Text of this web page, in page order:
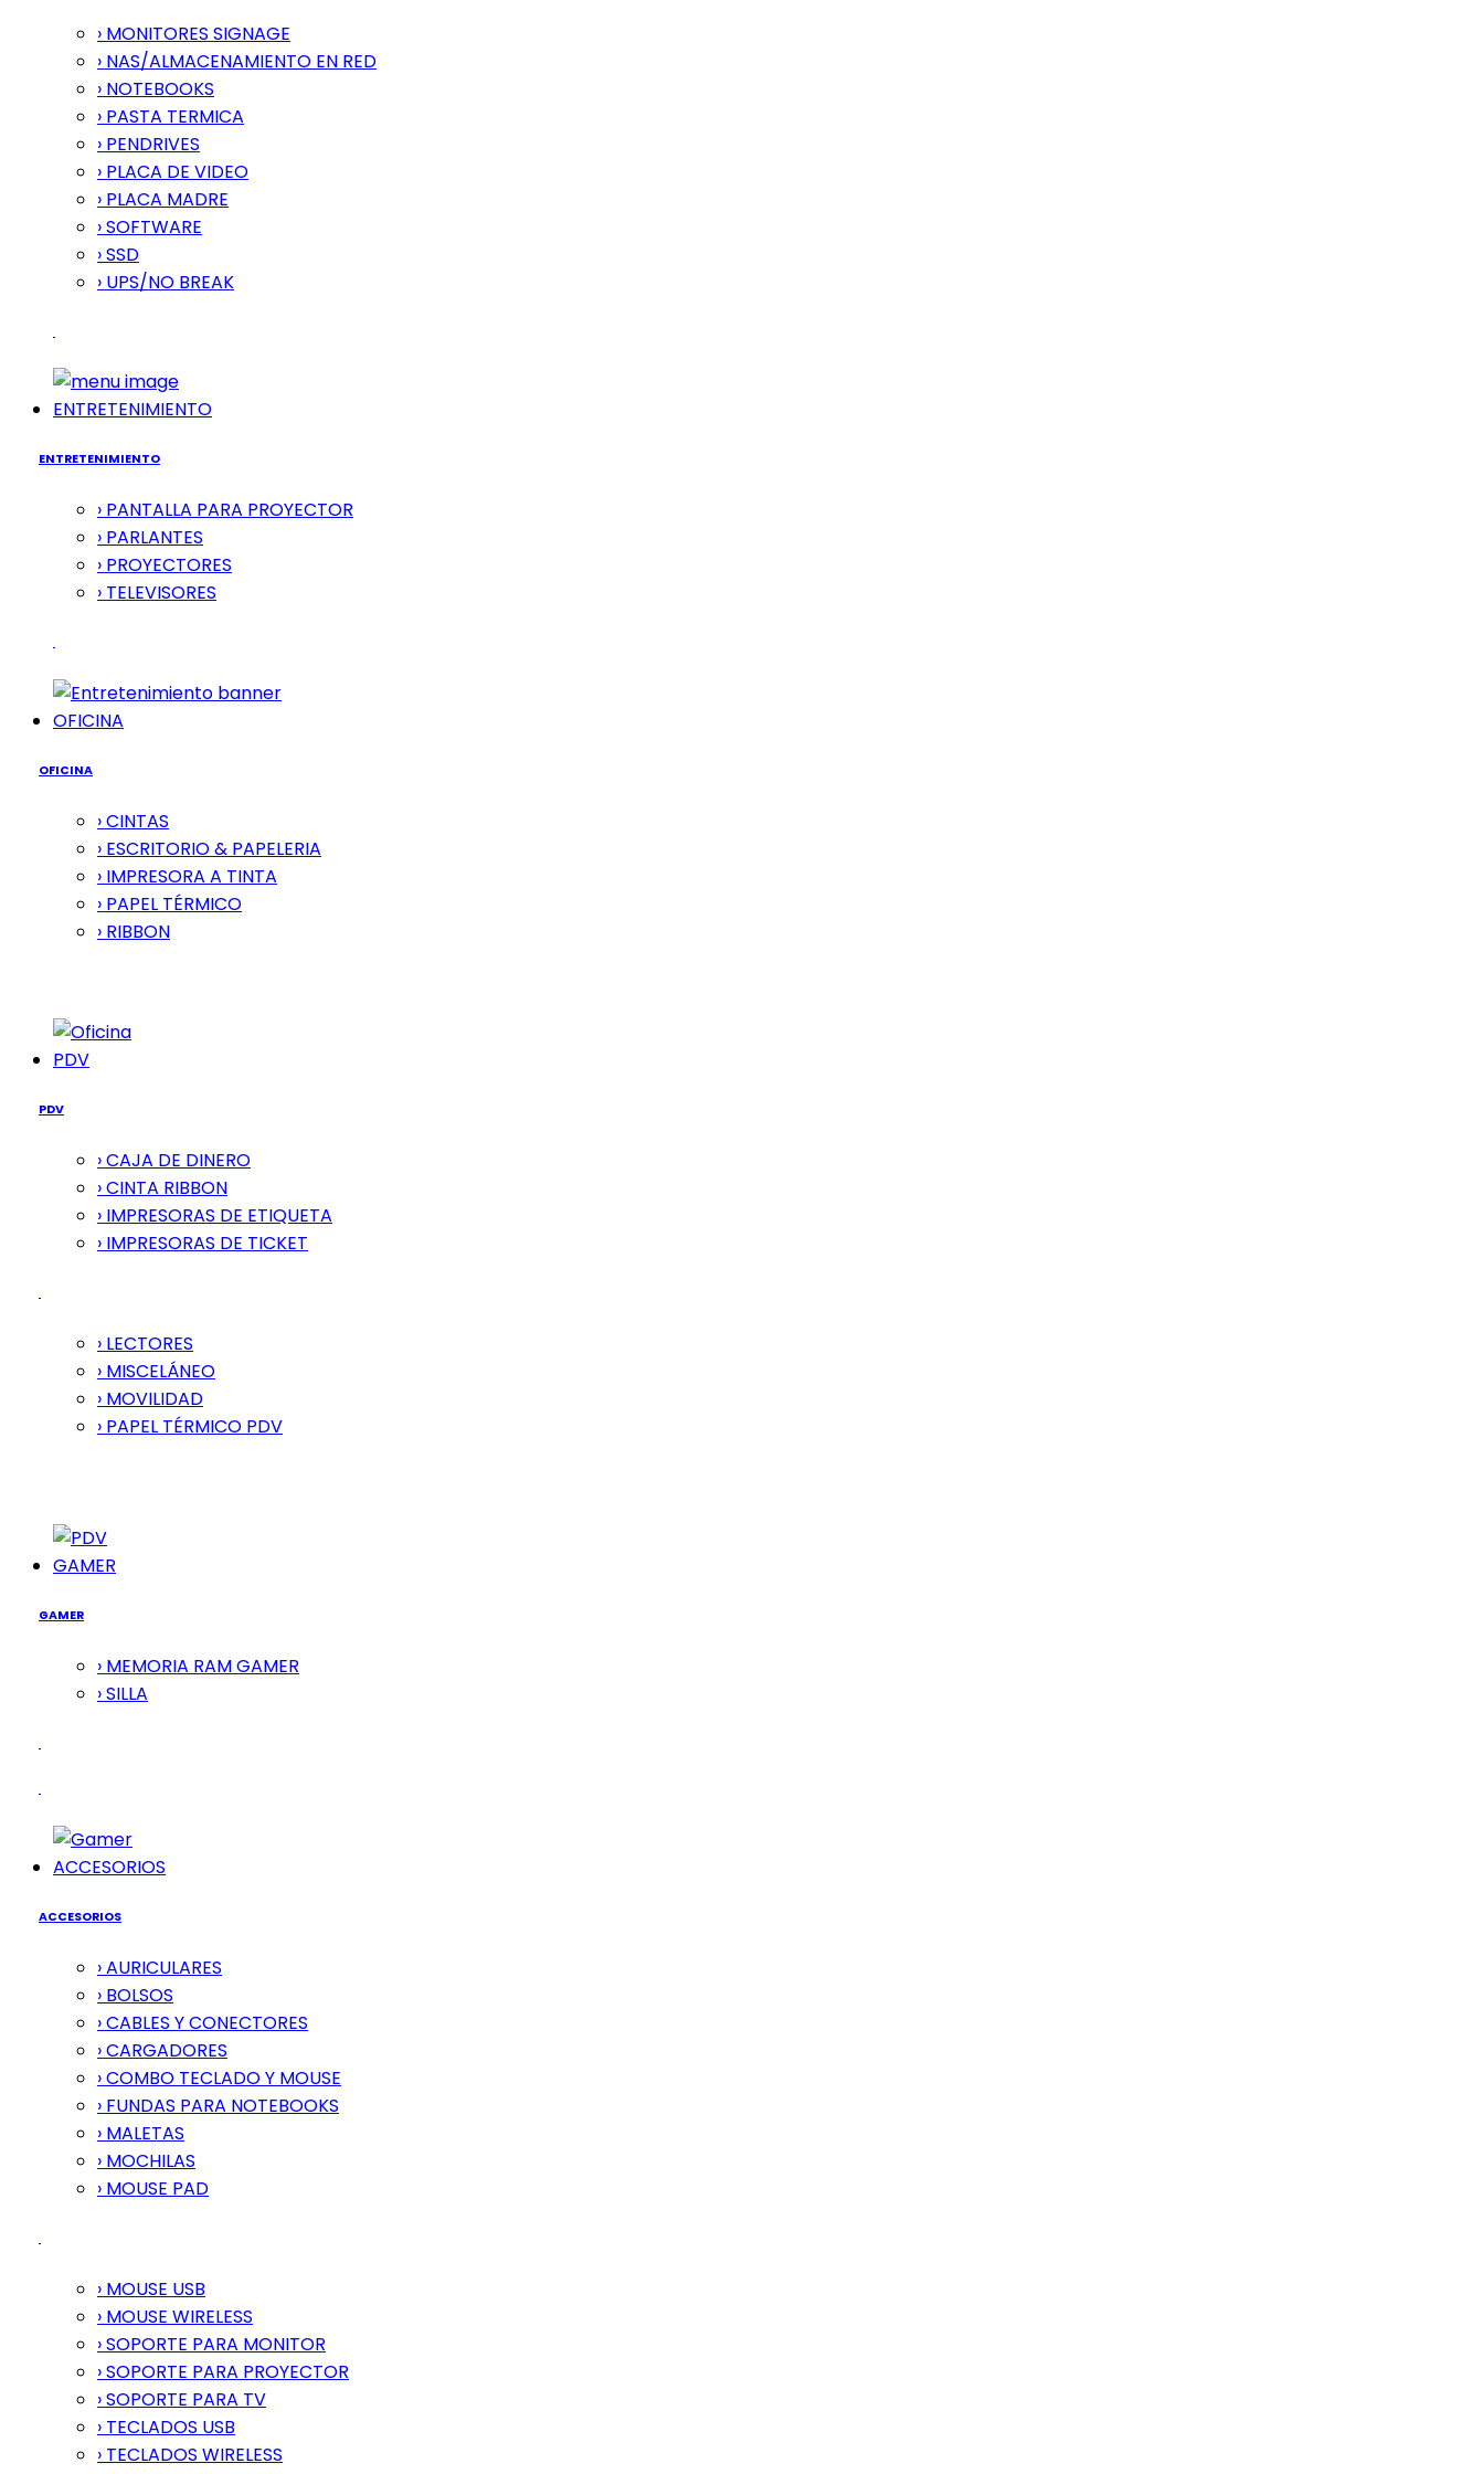
› MONITORES SIGNAGE
› NAS/ALMACENAMIENTO EN RED
› NOTEBOOKS
› PASTA TERMICA
› PENDRIVES
› PLACA DE VIDEO
› PLACA MADRE
› SOFTWARE
› SSD
› UPS/NO BREAK
ENTRETENIMIENTO
ENTRETENIMIENTO
› PANTALLA PARA PROYECTOR
› PARLANTES
› PROYECTORES
› TELEVISORES
OFICINA
OFICINA
› CINTAS
› ESCRITORIO & PAPELERIA
› IMPRESORA A TINTA
› PAPEL TÉRMICO
› RIBBON
PDV
PDV
› CAJA DE DINERO
› CINTA RIBBON
› IMPRESORAS DE ETIQUETA
› IMPRESORAS DE TICKET
› LECTORES
› MISCELÁNEO
› MOVILIDAD
› PAPEL TÉRMICO PDV
GAMER
GAMER
› MEMORIA RAM GAMER
› SILLA
ACCESORIOS
ACCESORIOS
› AURICULARES
› BOLSOS
› CABLES Y CONECTORES
› CARGADORES
› COMBO TECLADO Y MOUSE
› FUNDAS PARA NOTEBOOKS
› MALETAS
› MOCHILAS
› MOUSE PAD
› MOUSE USB
› MOUSE WIRELESS
› SOPORTE PARA MONITOR
› SOPORTE PARA PROYECTOR
› SOPORTE PARA TV
› TECLADOS USB
› TECLADOS WIRELESS